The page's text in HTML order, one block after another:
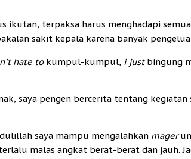
ikutan, terpaksa harus menghadapi
sakit kepala karena banyak
hate to kumpul-kumpul, i just bingung
saya pengen bercerita tentang kegiatan
saya mampu mengalahkan mager
malas angkat berat-berat dan jauh.